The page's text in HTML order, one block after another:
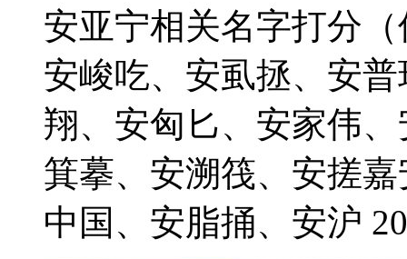
安亚宁相关名字打分
安峻吃、安虱拯、安
翔、安匈匕、安家伟
箕摹、安溯筏、安搓
中国、安脂捅、安沪